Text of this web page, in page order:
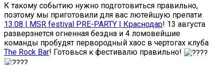
К такому событию нужно подготовиться правильно,
поэтому мы приготовили для вас лютейшую препати
13.08 | MSR festival PRE-PARTY | Краснодар! 13 августа
разверзнется огненная бездна и 4 ломовейшие
команды пробудят первородный хаос в чертогах клуба
The Rock Bar! Готовься к фестивалю правильно!